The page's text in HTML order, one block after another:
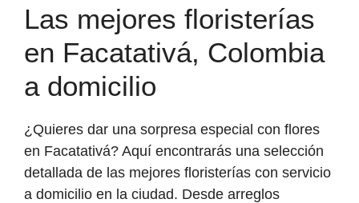
Las mejores floristerías
en Facatativá, Colombia
a domicilio
¿Quieres dar una sorpresa especial con flores
en Facatativá? Aquí encontrarás una selección
detallada de las mejores floristerías con servicio
a domicilio en la ciudad. Desde arreglos